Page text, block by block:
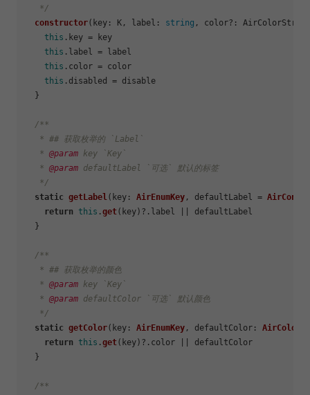
   */
constructor( key: K, label: string , color?:
this . key = key
this . label = label
this . color = color
this . disabled
= disable
  }
/**
   * ## 获取枚举的 `Label`
   *
@param key `Key`
   *
@param defaultLabel `可选` 默认的标签
   */
static getLabel( key : AirEnumKey , defaultLabel =
return this .get(key)?. label || defaultLabel
  }
/**
   * ## 获取枚举的颜色
   *
@param key `Key`
   *
@param defaultColor `可选` 默认颜色
   */
static getColor( key : AirEnumKey , defaultColor :
return this .get(key)?. color || defaultColor
  }
/**